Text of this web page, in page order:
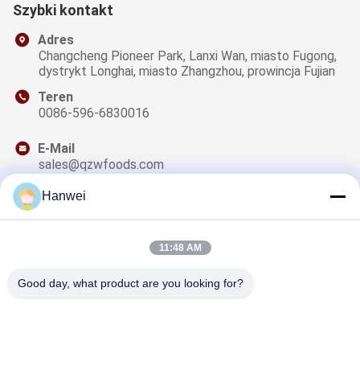
Szybki kontakt
Adres
Changcheng Pioneer Park, Lanxi Wan, miasto Fugong,
dystrykt Longhai, miasto Zhangzhou, prowincja Fujian
Teren
0086-596-6830016
E-Mail
sales@qzwfoods.com
informacjami.
Hanwei
11:48 AM
Good day, what product are you looking for?